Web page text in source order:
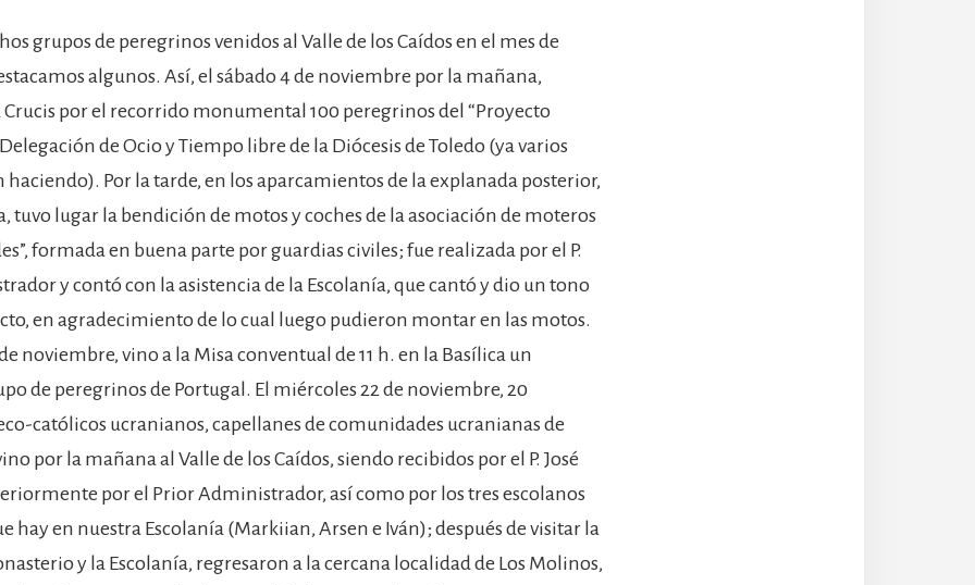
grupos de peregrinos venidos al Valle de los Caídos en el mes de
algunos. Así, el sábado 4 de noviembre por la mañana,
Crucis por el recorrido monumental 100 peregrinos del “Proyecto
Delegación de Ocio y Tiempo libre de la Diócesis de Toledo (ya varios
haciendo). Por la tarde, en los aparcamientos de la explanada posterior,
tuvo lugar la bendición de motos y coches de la asociación de moteros
formada en buena parte por guardias civiles; fue realizada por el P.
y contó con la asistencia de la Escolanía, que cantó y dio un tono
en agradecimiento de lo cual luego pudieron montar en las motos.
noviembre, vino a la Misa conventual de 11 h. en la Basílica un
de peregrinos de Portugal. El miércoles 22 de noviembre, 20
católicos ucranianos, capellanes de comunidades ucranianas de
por la mañana al Valle de los Caídos, siendo recibidos por el P. José
por el Prior Administrador, así como por los tres escolanos
hay en nuestra Escolanía (Markiian, Arsen e Iván); después de visitar la
y la Escolanía, regresaron a la cercana localidad de Los Molinos,